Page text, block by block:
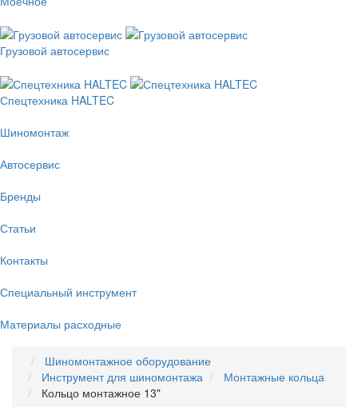
Грузовой автосервис
Спецтехника HALTEC
Шиномонтаж
Автосервис
Бренды
Статьи
Контакты
Специальный инструмент
Материалы расходные
Шиномонтажное оборудование
Инструмент для шиномонтажа
Монтажные кольца
Кольцо монтажное 13"